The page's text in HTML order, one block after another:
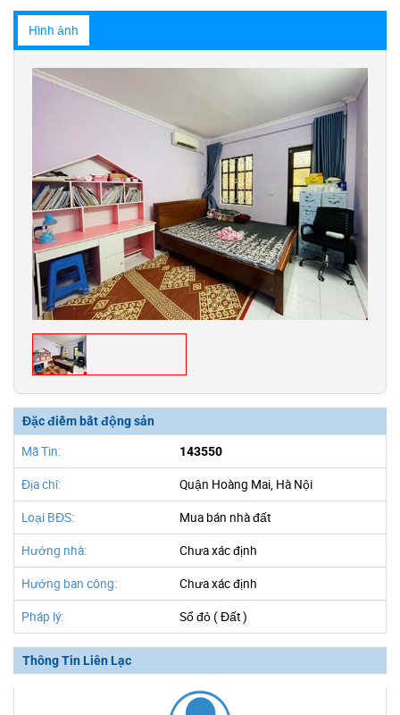
Hình ảnh
Đặc điểm bất động sản
Mã Tin: 143550
Địa chỉ: Quận Hoàng Mai, Hà Nội
Loại BĐS: Mua bán nhà đất
Hướng nhà: Chưa xác định
Hướng ban công: Chưa xác định
Pháp lý: Sổ đỏ ( Đất )
Thông Tin Liên Lạc